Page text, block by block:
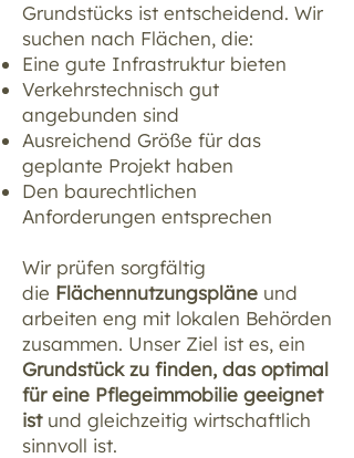
Grundstücks ist entscheidend. Wir
suchen nach Flächen, die:
Eine gute Infrastruktur bieten
Verkehrstechnisch gut
angebunden sind
Ausreichend Größe für das
geplante Projekt haben
Den baurechtlichen
Anforderungen entsprechen
Wir prüfen sorgfältig
die Flächennutzungspläne und
arbeiten eng mit lokalen Behörden
zusammen. Unser Ziel ist es, ein
Grundstück zu finden, das optimal
für eine Pflegeimmobilie geeignet
istund gleichzeitig wirtschaftlich
sinnvoll ist.